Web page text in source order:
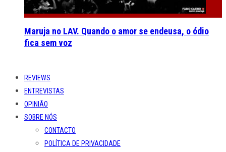
Maruja no LAV. Quando o amor se endeusa, o ódio
fica sem voz
REVIEWS
ENTREVISTAS
OPINIÃO
SOBRE NÓS
CONTACTO
POLÍTICA DE PRIVACIDADE